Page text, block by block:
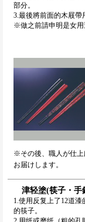
部分。
3.最後將前面的木屐帶
※做之前請申明是女用
※その後、職人が仕上
お届けします。
津轻塗(筷子・
1.使用反复上了12道
的筷子。